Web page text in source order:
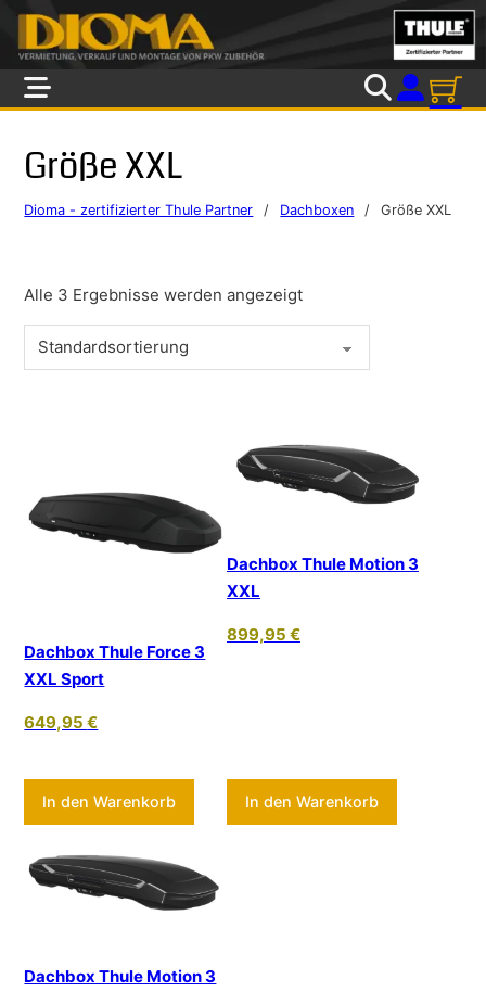
Skip to main content
Skip to footer
Größe XXL
Dioma - zertifizierter Thule Partner / Dachboxen / Größe XXL
Alle 3 Ergebnisse werden angezeigt
Dachbox Thule Force 3
XXL Sport
649,95€
In den Warenkorb
Dachbox Thule Motion 3
XXL
899,95 €
In den Warenkorb
Dachbox Thule Motion 3